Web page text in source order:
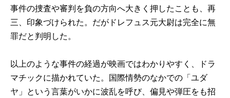
事件の捜査や審判を負の方向へ大きく押したことも、再
三、印象づけられた。だがドレフュス元大尉は完全に無
罪だと判明した。
以上のような事件の経過が映画ではわかりやすく、ドラ
マチックに描かれていた。国際情勢のなかでの「ユダ
ヤ」という言葉がいかに波乱を呼び、偏見や弾圧をも招